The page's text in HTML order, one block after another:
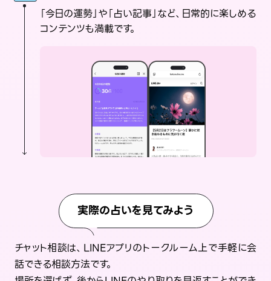
「今日の運勢」や「占い記事」など、日常的に楽しめる
コンテンツも満載です。
実際の占いを見てみよう
チャット相談は、LINEアプリのトークルーム上で手軽に会
話できる相談方法です。